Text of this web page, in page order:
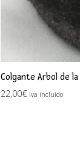
Colgante Arbol de
22,00€ iva incluido